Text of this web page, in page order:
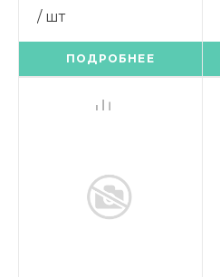
/ шт
ПОДРОБНЕЕ